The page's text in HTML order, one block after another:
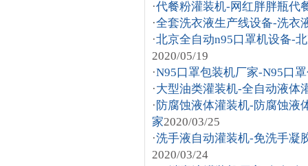
·代餐粉灌装机-网红胖胖瓶代
·全套洗衣液生产线设备-洗衣
·北京全自动n95口罩机设备-
2020/05/19
·N95口罩包装机厂家-N95口
·大型油类灌装机-全自动液体
· 防腐蚀液体灌装机-防腐蚀液
家2020/03/25
·洗手液自动灌装机-免洗手凝
2020/03/24